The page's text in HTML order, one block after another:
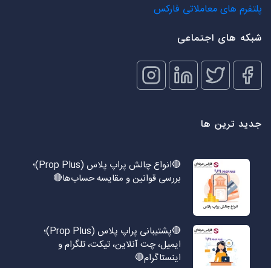
پلتفرم های معاملاتی فارکس
شبکه های اجتماعی
جدید ترین ها
🔴انواع چالش پراپ پلاس (Prop Plus)؛
بررسی قوانین و مقایسه حساب‌ها🔴
🔴پشتیبانی پراپ پلاس (Prop Plus)؛
ایمیل، چت آنلاین، تیکت، تلگرام و
اینستاگرام🔴